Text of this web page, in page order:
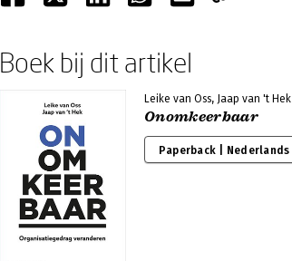
Boek bij dit artikel
Leike van Oss, Jaap van 't Hek
Onomkeerbaar
Paperback | Nederlands